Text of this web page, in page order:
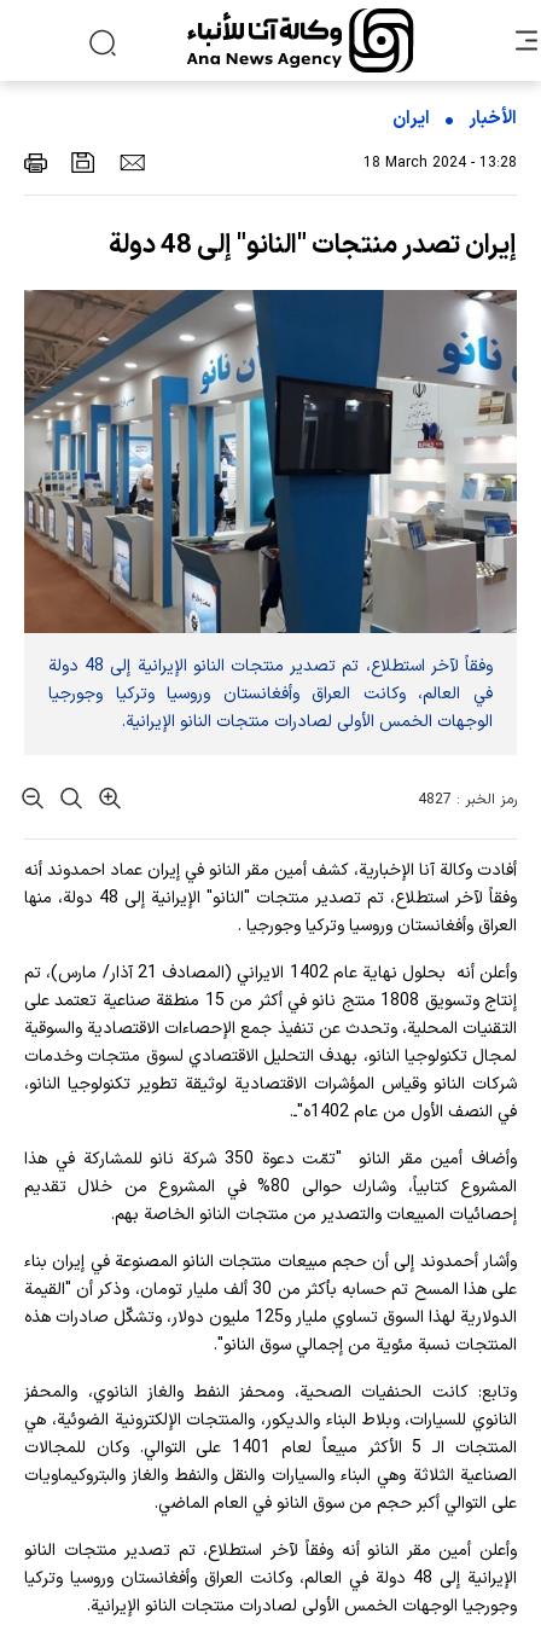
الأخبار ایران
18 March 2024 - 13:28
إيران تصدر منتجات "النانو" إلى 48 دولة
وفقاً لآخر استطلاع، تم تصدير منتجات النانو الإيرانية إلى 48 دولة
في العالم، وكانت العراق وأفغانستان وروسيا وتركيا وجورجيا
الوجهات الخمس الأولى لصادرات منتجات النانو الإيرانية.
رمز الخبر : 4827
أفادت وکالة آنا الإخباریة، كشف أمين مقر النانو في إيران عماد احمدوند أنه
وفقاً لآخر استطلاع، تم تصدير منتجات "النانو" الإيرانية إلى 48 دولة، منها
العراق وأفغانستان وروسيا وتركيا وجورجيا .
وأعلن أنه بحلول نهاية عام 1402 الايراني (المصادف 21 آذار/ مارس)، تم
إنتاج وتسويق 1808 منتج نانو في أكثر من 15 منطقة صناعية تعتمد على
التقنيات المحلية، وتحدث عن تنفيذ جمع الإحصاءات الاقتصادية والسوقية
لمجال تكنولوجيا النانو، بهدف التحليل الاقتصادي لسوق منتجات وخدمات
شركات النانو وقياس المؤشرات الاقتصادية لوثيقة تطوير تكنولوجيا النانو،
في النصف الأول من عام 1402ه"ـ.
وأضاف أمين مقر النانو "تمّت دعوة 350 شركة نانو للمشاركة في هذا
المشروع كتابياً، وشارك حوالى 80% في المشروع من خلال تقديم
إحصائيات المبيعات والتصدير من منتجات النانو الخاصة بهم.
وأشار أحمدوند إلى أن حجم مبيعات منتجات النانو المصنوعة في إيران بناء
على هذا المسح تم حسابه بأكثر من 30 ألف مليار تومان، وذكر أن "القيمة
الدولارية لهذا السوق تساوي مليار و125 مليون دولار، وتشكّل صادرات هذه
المنتجات نسبة مئوية من إجمالي سوق النانو".
وتابع: كانت الحنفيات الصحية، ومحفز النفط والغاز النانوي، والمحفز
النانوي للسيارات، وبلاط البناء والديكور، والمنتجات الإلكترونية الضوئية، هي
المنتجات الـ 5 الأكثر مبيعاً لعام 1401 على التوالي. وكان للمجالات
الصناعية الثلاثة وهي البناء والسيارات والنقل والنفط والغاز والبتروكيماويات
على التوالي أكبر حجم من سوق النانو في العام الماضي.
وأعلن أمين مقر النانو أنه وفقاً لآخر استطلاع، تم تصدير منتجات النانو
الإيرانية إلى 48 دولة في العالم، وكانت العراق وأفغانستان وروسيا وتركيا
وجورجيا الوجهات الخمس الأولى لصادرات منتجات النانو الإيرانية.